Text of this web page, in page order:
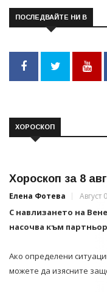
ПОСЛЕДВАЙТЕ НИ В
ХОРОСКОП
Хороскоп за 8
Елена Фотева Август
С навлизането на
насочва към
Ако определени
можете да изясните